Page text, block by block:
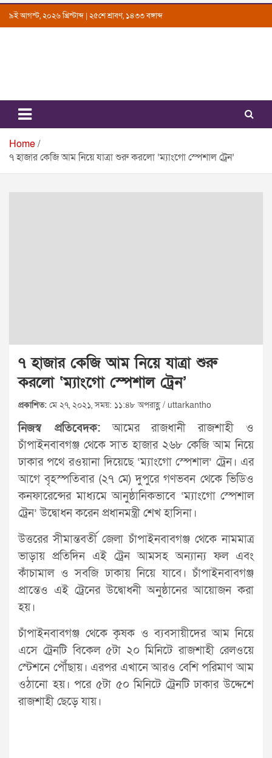
Skip৯ই আগস্ট, ২০২৬ খ্রিস্টাব্দ | ২৫শে শ্রাবণ, ১৪৩৩ বঙ্গাব্দ
Uttarkantho
News Portal
Home
৭ হাজার কেজি আম নিয়ে যাত্রা শুরু করলো ‘ম্যাংগো স্পেশাল ট্রেন’
৭ হাজার কেজি আম নিয়ে যাত্রা শুরু
করলো ‘ম্যাংগো স্পেশাল ট্রেন’
প্রকাশিত: মে ২৭, ২০২১, সময়: ১১:৪৮ অপরাহ্ণ / uttarkantho
নিজস্ব প্রতিবেদক:আমের রাজধানী রাজশাহী ও
চাঁপাইনবাবগঞ্জ থেকে সাত হাজার ২৬৮ কেজি আম নিয়ে
ঢাকার পথে রওয়ানা দিয়েছে ‘ম্যাংগো স্পেশাল’ ট্রেন। এর
আগে বৃহস্পতিবার (২৭ মে) দুপুরে গণভবন থেকে ভিডিও
কনফারেন্সের মাধ্যমে আনুষ্ঠানিকভাবে ‘ম্যাংগো স্পেশাল
ট্রেন’ উদ্বোধন করেন প্রধানমন্ত্রী শেখ হাসিনা।
উত্তরের সীমান্তবর্তী জেলা চাঁপাইনবাবগঞ্জ থেকে নামমাত্র
ভাড়ায় প্রতিদিন এই ট্রেন আমসহ অন্যান্য ফল এবং
কাঁচামাল ও সবজি ঢাকায় নিয়ে যাবে। চাঁপাইনবাবগঞ্জ
প্রান্তেও এই ট্রেনের উদ্বোধনী অনুষ্ঠানের আয়োজন করা
হয়।
চাঁপাইনবাবগঞ্জ থেকে কৃষক ও ব্যবসায়ীদের আম নিয়ে
এসে ট্রেনটি বিকেল ৫টা ২০ মিনিটে রাজশাহী রেলওয়ে
স্টেশনে পৌঁছায়। এরপর এখানে আরও বেশি পরিমাণ আম
ওঠানো হয়। পরে ৫টা ৫০ মিনিটে ট্রেনটি ঢাকার উদ্দেশে
রাজশাহী ছেড়ে যায়।